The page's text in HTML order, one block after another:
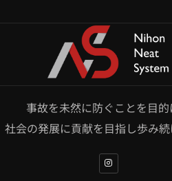
事故を未然に防ぐことを目的
社会の発展に貢献を目指し歩み続